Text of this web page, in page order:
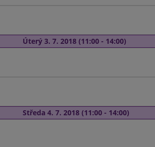
Úterý 3. 7. 2018 (11:00 - 14:00)
Středa 4. 7. 2018 (11:00 - 14:00)